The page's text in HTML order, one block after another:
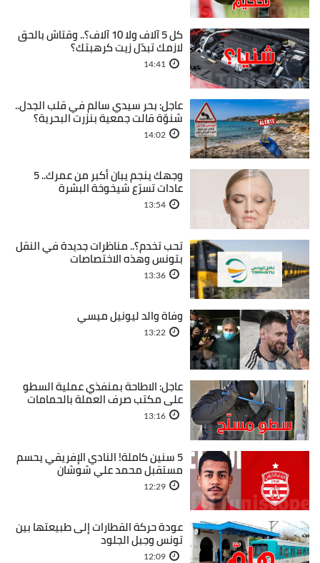
كل 5 آلاف ولا 10 آلاف؟.. وقتاش بالحق
لازمك تبدّل زيت كرهبتك؟
14:41
عاجل: بحر سيدي سالم في قلب الجدل..
شنوّة قالت جمعية بنزرت البحرية؟
14:02
وجهك ينجم يبان أكبر من عمرك.. 5
عادات تسرّع شيخوخة البشرة
13:54
تحب تخدم؟.. مناظرات جديدة في النقل
بتونس وهذه الاختصاصات
13:36
وفاة والد ليونيل ميسي
13:22
عاجل: الاطاحة بمنفذي عملية السطو
على مكتب صرف العملة بالحمامات
13:16
5 سنين كاملة! النادي الإفريقي يحسم
مستقبل محمد علي شوشان
12:29
عودة حركة القطارات إلى طبيعتها بين
تونس وجبل الجلود
12:09